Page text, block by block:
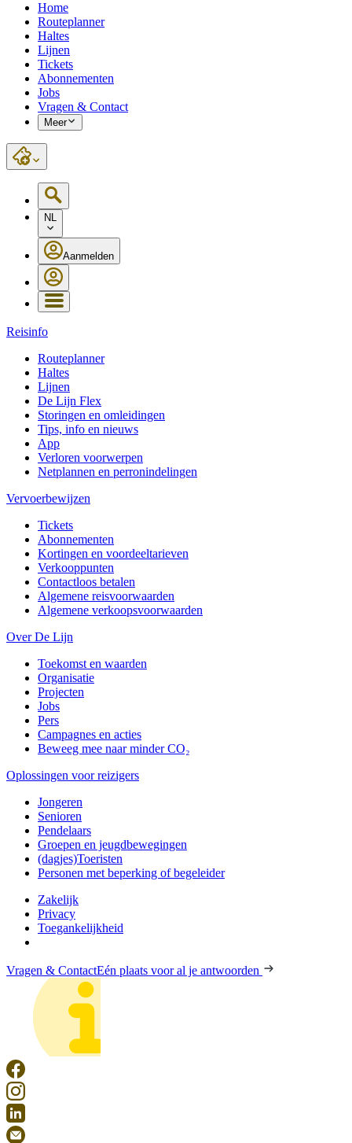
Home
Routeplanner
Haltes
Lijnen
Tickets
Abonnementen
Jobs
Vragen & Contact
Meer
NL
Aanmelden
Reisinfo
Routeplanner
Haltes
Lijnen
De Lijn Flex
Storingen en omleidingen
Tips, info en nieuws
App
Verloren voorwerpen
Netplannen en perronindelingen
Vervoerbewijzen
Tickets
Abonnementen
Kortingen en voordeeltarieven
Verkooppunten
Contactloos betalen
Algemene reisvoorwaarden
Algemene verkoopsvoorwaarden
Over De Lijn
Toekomst en waarden
Organisatie
Projecten
Jobs
Pers
Campagnes en acties
Beweeg mee naar minder CO₂
Oplossingen voor reizigers
Jongeren
Senioren
Pendelaars
Groepen en jeugdbewegingen
(dagjes)Toeristen
Personen met beperking of begeleider
Zakelijk
Privacy
Toegankelijkheid
Vragen & ContactEén plaats voor al je antwoorden